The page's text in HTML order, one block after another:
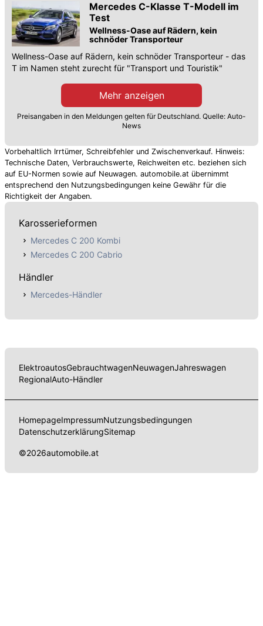
Mercedes C-Klasse T-Modell im
Test
Wellness-Oase auf Rädern, kein
schnöder Transporteur
Wellness-Oase auf Rädern, kein schnöder Transporteur - das
T im Namen steht zurecht für "Transport und Touristik"
Mehr anzeigen
Preisangaben in den Meldungen gelten für Deutschland. Quelle: Auto-
News
Vorbehaltlich Irrtümer, Schreibfehler und Zwischenverkauf. Hinweis:
Technische Daten, Verbrauchswerte, Reichweiten etc. beziehen sich
auf EU-Normen sowie auf Neuwagen. automobile.at übernimmt
entsprechend den Nutzungsbedingungen keine Gewähr für die
Richtigkeit der Angaben.
Karosserieformen
Mercedes C 200 Kombi
Mercedes C 200 Cabrio
Händler
Mercedes-Händler
ElektroautosGebrauchtwagenNeuwagenJahreswagen
RegionalAuto-Händler
HomepageImpressumNutzungsbedingungen
DatenschutzerklärungSitemap
©2026automobile.at